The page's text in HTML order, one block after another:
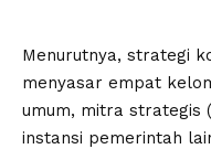
Menurutnya, strategi
menyasar empat
umum, mitra strategis
instansi pemerintah